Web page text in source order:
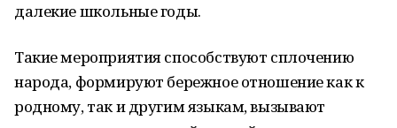
далекие школьные годы.
Такие мероприятия способствуют сплочению
народа, формируют бережное отношение как к
родному, так и другим языкам, вызывают